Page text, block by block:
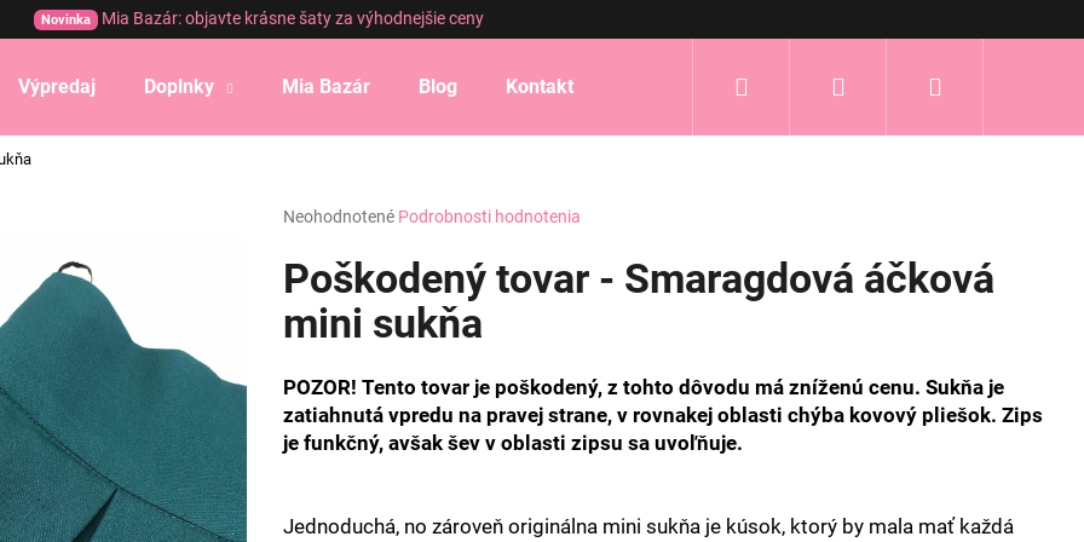
Novinka Mia Bazár: objavte krásne šaty za výhodnejšie ceny
Výpredaj Doplnky Mia Bazár Blog Kontakt Prihlásenie
Priemerné
produktu
je
hviezdičiek.
Neohodnotené Podrobnosti hodnotenia
Poškodený tovar - Smaragdová áčková
mini sukňa
POZOR! Tento tovar je poškodený, z tohto dôvodu má zníženú cenu. Sukňa je
zatiahnutá vpredu na pravej strane, v rovnakej oblasti chýba kovový pliešok. Zips
je funkčný, avšak šev v oblasti zipsu sa uvoľňuje.
Jednoduchá, no zároveň originálna mini sukňa je kúsok, ktorý by mala mať každá
Čo potrebujete nájsť?
HĽADAŤ
Odporúčame